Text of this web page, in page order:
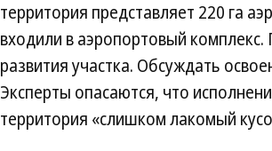
территория представляет 220 га
входили в аэропортовый
развития участка. Обсуждать
Эксперты опасаются, что
территория «слишком лакомый